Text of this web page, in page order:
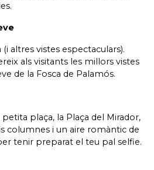
altres vistes espectaculars).
als visitants les millors vistes
de la Fosca de Palamós.
plaça, la Plaça del Mirador,
columnes i un aire romàntic de
tenir preparat el teu pal selfie.